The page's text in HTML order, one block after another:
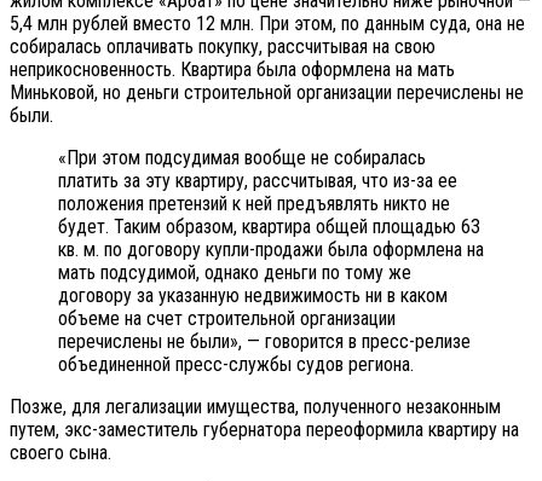
5,4 млн рублей вместо 12 млн. При этом, по данным суда, она не
собиралась оплачивать покупку, рассчитывая на свою
неприкосновенность. Квартира была оформлена на мать
Миньковой, но деньги строительной организации перечислены не
были.
«При этом подсудимая вообще не собиралась
платить за эту квартиру, рассчитывая, что из-за ее
положения претензий к ней предъявлять никто не
будет. Таким образом, квартира общей площадью 63
кв. м. по договору купли-продажи была оформлена на
мать подсудимой, однако деньги по тому же
договору за указанную недвижимость ни в каком
объеме на счет строительной организации
перечислены не были», — говорится в пресс-релизе
объединенной пресс-службы судов региона.
Позже, для легализации имущества, полученного незаконным
путем, экс-заместитель губернатора переоформила квартиру на
своего сына.